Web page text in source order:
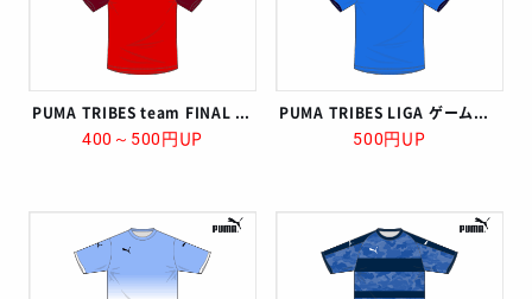
PUMA TRIBES team FINAL ゲームシャツ
400～500円UP
PUMA TRIBES LIGA ゲームシャツ
500円UP